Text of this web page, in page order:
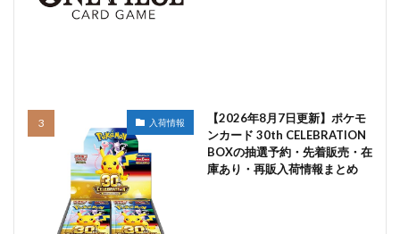
入荷情報
【2026年8月7日更新】ポケモ
ンカード 30th CELEBRATION
BOXの抽選予約・先着販売・在
庫あり・再販入荷情報まとめ